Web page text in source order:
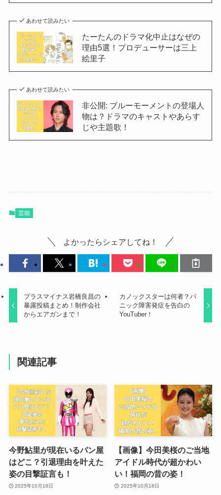
あわせて読みたい
たーたんのドラマ化中止はなぜの
理由5選！プロデューサーは三上
絵里子
あわせて読みたい
非公開: ブルーモーメントの登場人
物は？ドラマのキャストやあらす
じや主題歌！
芸能
よかったらシェアしてね！
プラスマイナス岩橋良昌の
暴露投稿まとめ！制作会社
からエアガンまで！
カノックスターは何者？パ
ニック障害発症を告白の
YouTuber！
関連記事
今野鮎里が現在いるパン屋
はどこ？引退理由を叶えた
姿の目撃証言も！
2025年10月18日
【画像】今田美桜のご当地
アイドル時代が超かわい
い！福岡の昔の姿！
2025年10月18日